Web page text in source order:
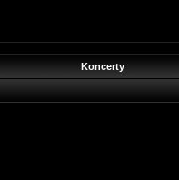
Koncerty